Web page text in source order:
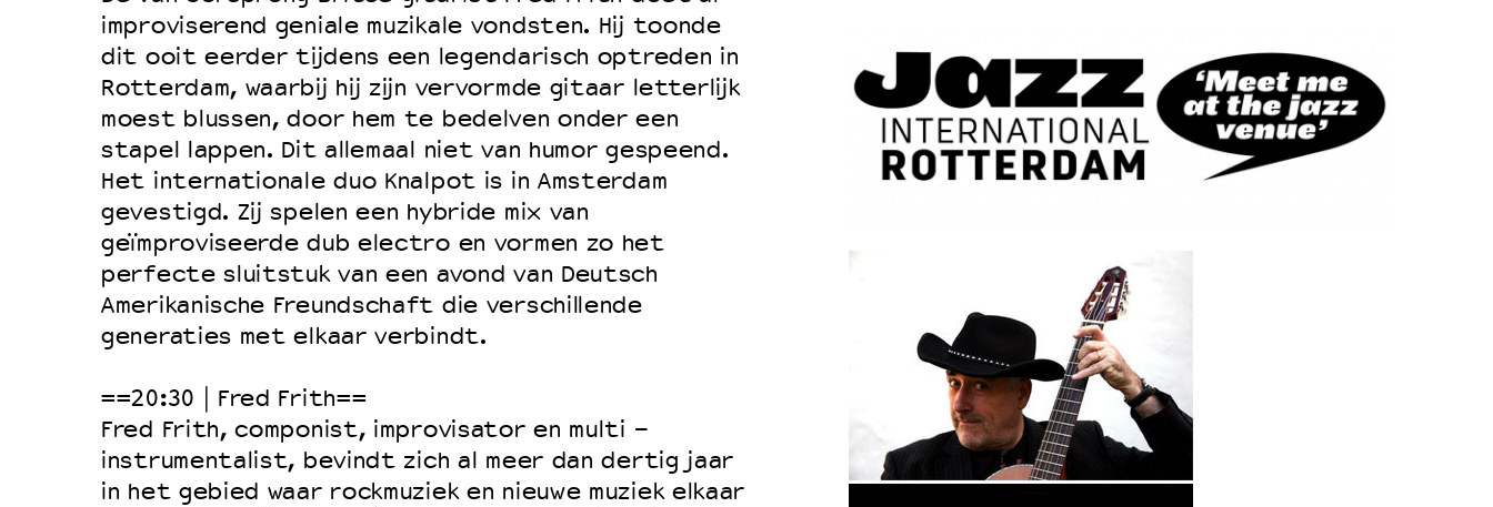
Speciale educatieprogramma’s
OVER LANTARENVENSTER
Wat we doen
Werken bij
Wie is wie
Word vriend
Historie
Huisregels
Privacyverklaring
Integriteits- en gedragscode
improviserend geniale muzikale vondsten. Hij toonde
dit ooit eerder tijdens een legendarisch optreden in
Rotterdam, waarbij hij zijn vervormde gitaar letterlijk
moest blussen, door hem te bedelven onder een
stapel lappen. Dit allemaal niet van humor gespeend.
Het internationale duo Knalpot is in Amsterdam
gevestigd. Zij spelen een hybride mix van
geïmproviseerde dub electro en vormen zo het
perfecte sluitstuk van een avond van Deutsch
Amerikanische Freundschaft die verschillende
generaties met elkaar verbindt.
==20:30 | Fred Frith==
Fred Frith, componist, improvisator en multi -
instrumentalist, bevindt zich al meer dan dertig jaar
in het gebied waar rockmuziek en nieuwe muziek elkaar